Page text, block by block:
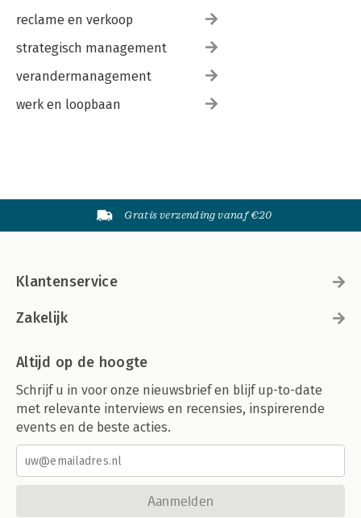
reclame en verkoop
strategisch management
verandermanagement
werk en loopbaan
Gratis verzending vanaf €20
Klantenservice
Zakelijk
Altijd op de hoogte
Schrijf u in voor onze nieuwsbrief en blijf up-to-date
met relevante interviews en recensies, inspirerende
events en de beste acties.
Aanmelden